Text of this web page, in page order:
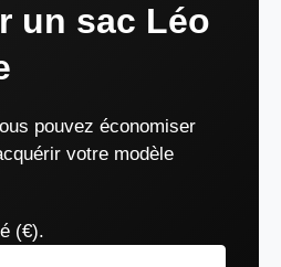
un sac Léo
pouvez économiser
votre modèle
(€).